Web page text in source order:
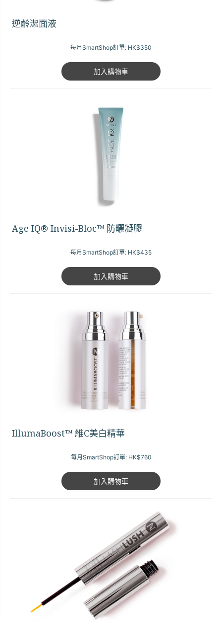
逆齡潔面液
每月SmartShop訂單: HK$350
加入購物車
Age IQ® Invisi-Bloc™ 防曬凝膠
每月SmartShop訂單: HK$435
加入購物車
IllumaBoost™ 維C美白精華
每月SmartShop訂單: HK$760
加入購物車